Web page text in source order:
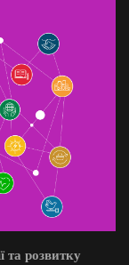
та розвитку